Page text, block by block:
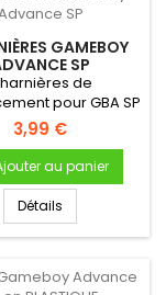
GAMEBOY
SP
de
pour GBA SP
3,99 €
au panier
Détails